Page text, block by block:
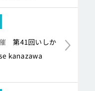
催第41回いしか
kanazawa